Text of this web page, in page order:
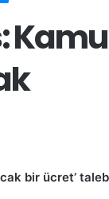
bir ücret’